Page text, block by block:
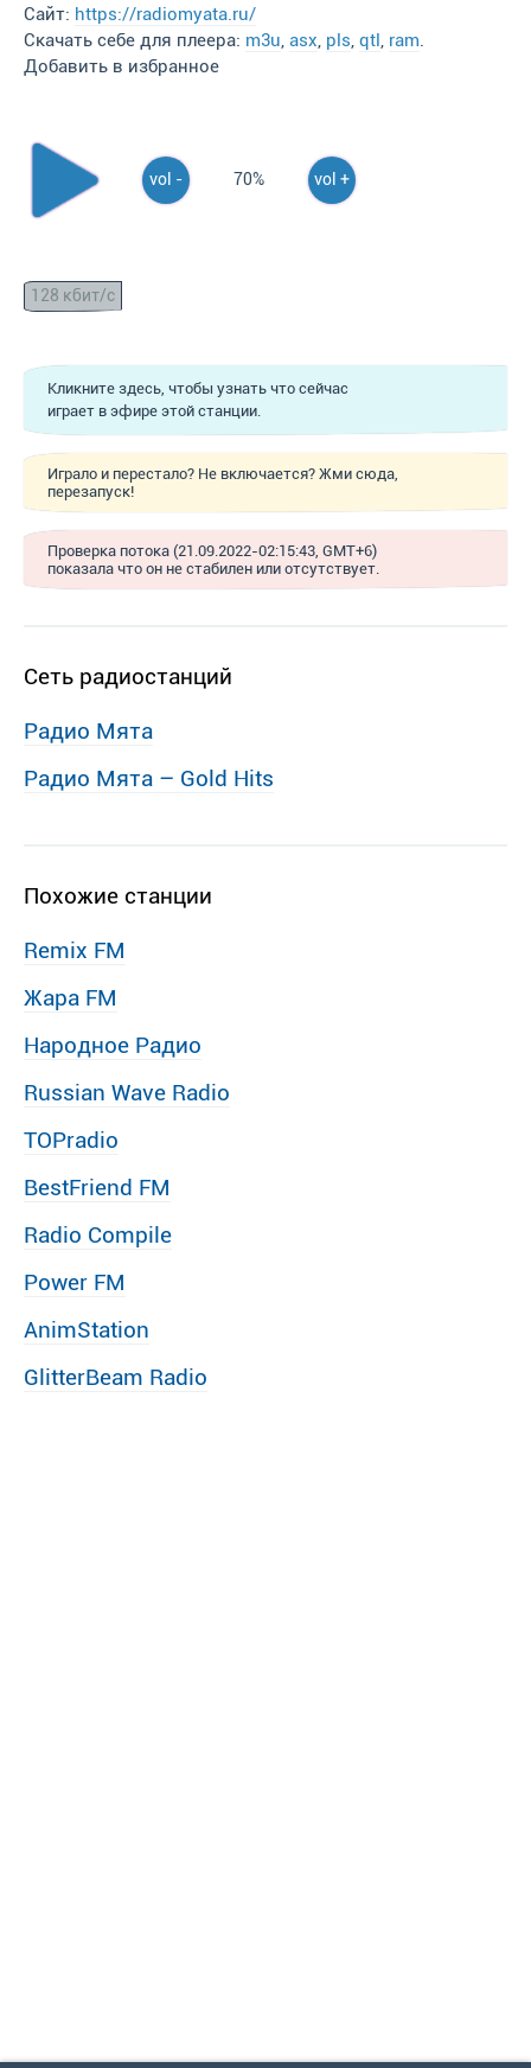
Сайт: https://radiomyata.ru/
Скачать себе для плеера: m3u, asx, pls, qtl, ram.
Добавить в избранное
vol - 70% vol +
128 кбит/с
Кликните здесь, чтобы узнать что сейчас
играет в эфире этой станции.
Играло и перестало? Не включается? Жми сюда,
перезапуск!
Проверка потока (21.09.2022-02:15:43, GMT+6)
показала что он не стабилен или отсутствует.
Сеть радиостанций
Радио Мята
Радио Мята – Gold Hits
Похожие станции
Remix FM
Жара FM
Народное Радио
Russian Wave Radio
TOPradio
BestFriend FM
Radio Compile
Power FM
AnimStation
GlitterBeam Radio